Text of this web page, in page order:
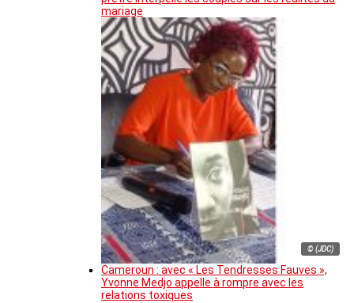
mariage
© (JDC)
Cameroun : avec « Les Tendresses Fauves »,
Yvonne Medjo appelle à rompre avec les
relations toxiques